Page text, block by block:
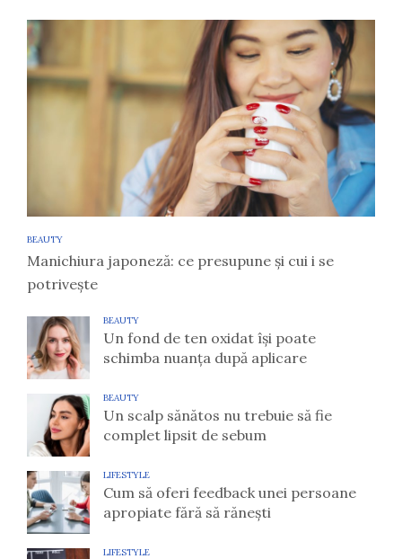
BEAUTY
Manichiura japoneză: ce presupune și cui i se
potrivește
BEAUTY
Un fond de ten oxidat își poate
schimba nuanța după aplicare
BEAUTY
Un scalp sănătos nu trebuie să fie
complet lipsit de sebum
LIFESTYLE
Cum să oferi feedback unei persoane
apropiate fără să rănești
LIFESTYLE